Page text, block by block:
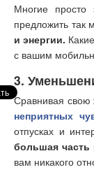
Многие
предложить
и энергии.
с вашим
3.
Сравнивая свою
неприятных
отпусках и
большая часть
вам никакого